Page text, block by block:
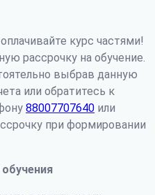
курс частями!
рассрочку на обучение.
выбрав данную
или обратитесь к
88007707640 или
при формировании